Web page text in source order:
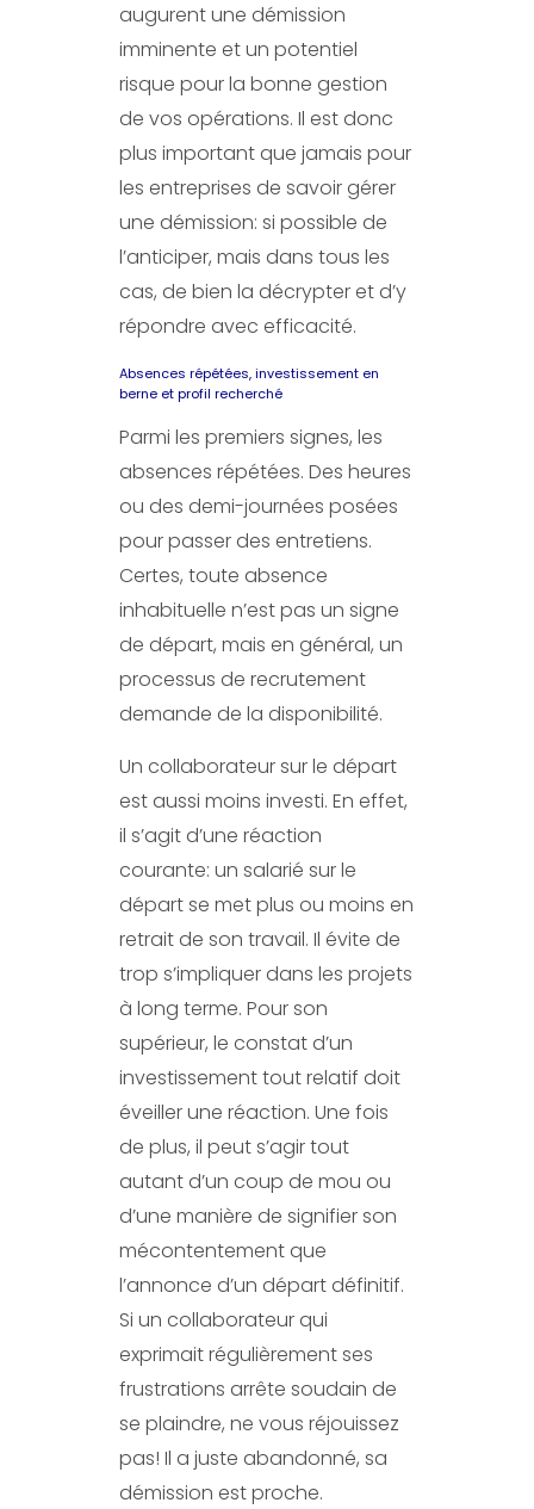
augurent une démission
imminente et un potentiel
risque pour la bonne gestion
de vos opérations. Il est donc
plus important que jamais pour
les entreprises de savoir gérer
une démission: si possible de
l’anticiper, mais dans tous les
cas, de bien la décrypter et d’y
répondre avec efficacité.
Absences répétées, investissement en
berne et profil recherché
Parmi les premiers signes, les
absences répétées. Des heures
ou des demi-journées posées
pour passer des entretiens.
Certes, toute absence
inhabituelle n’est pas un signe
de départ, mais en général, un
processus de recrutement
demande de la disponibilité.
Un collaborateur sur le départ
est aussi moins investi. En effet,
il s’agit d’une réaction
courante: un salarié sur le
départ se met plus ou moins en
retrait de son travail. Il évite de
trop s’impliquer dans les projets
à long terme. Pour son
supérieur, le constat d’un
investissement tout relatif doit
éveiller une réaction. Une fois
de plus, il peut s’agir tout
autant d’un coup de mou ou
d’une manière de signifier son
mécontentement que
l’annonce d’un départ définitif.
Si un collaborateur qui
exprimait régulièrement ses
frustrations arrête soudain de
se plaindre, ne vous réjouissez
pas! Il a juste abandonné, sa
démission est proche.